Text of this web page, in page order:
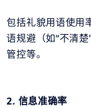
包括礼貌用语使用
语规避（如“不清
管控等。
2. 信息准确率